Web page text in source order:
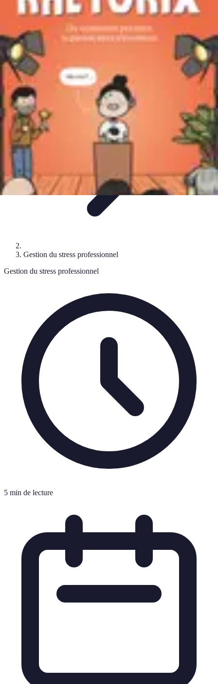
Stress Zéro
Gestion du StressMéthodes de Relaxation
Techniques de
Gestion du stress professionnel
Stress Zéro
Gestion du stress professionnel
Gestion du stress professionnel
5 min de lecture